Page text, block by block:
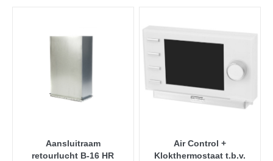
Aansluitraam
retourlucht B-16 HR
Air Control +
Klokthermostaat t.b.v.